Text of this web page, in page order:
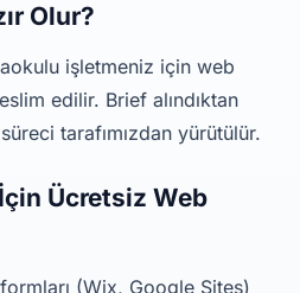
Olur?
işletmeniz için web
edilir. Brief alındıktan
tarafımızdan yürütülür.
Ücretsiz Web
(Wix, Google Sites)